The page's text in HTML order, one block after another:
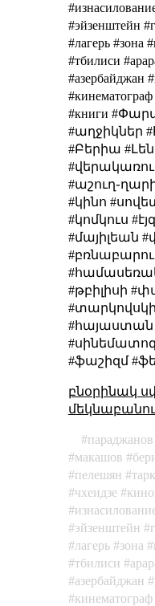
#эйзенштейн
#лагерь #зона
#тбилиси
#азербайджан
#книги
#աղջիկներ
#Բերիա
#կինո
#կոմկուս
#մայիլեան
#թբիլիսի
#ֆաշիզմ
բնօրինակ
параджанов
макашов
пелешян
чхеидзе
кино
эйзенштейн
лагерь
зона
тбилиси
азербайджан
кинематограф